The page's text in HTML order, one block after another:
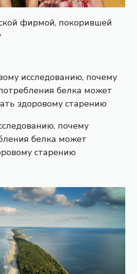
фирмой, покорившей
почему
белка может
старению